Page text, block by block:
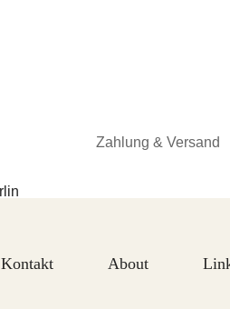
Zahlung & Versand
Kontakt About